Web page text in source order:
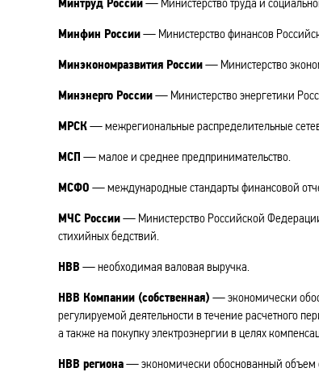
Минфин России— Министерство финансов
Минэкономразвития России— Министерство
Минэнерго России— Министерство энергетики
МРСК— межрегиональные распределительные
МСП — малое и среднее предпринимательство.
МСФО — международные стандарты финансовой
МЧС России— Министерство Российской
стихийных бедствий.
НВВ — необходимая валовая выручка.
НВВ Компании (собственная) — экономически
регулируемой деятельности в течение расчетного
а также на покупку электроэнергии в целях
НВВ региона— экономически обоснованный объем